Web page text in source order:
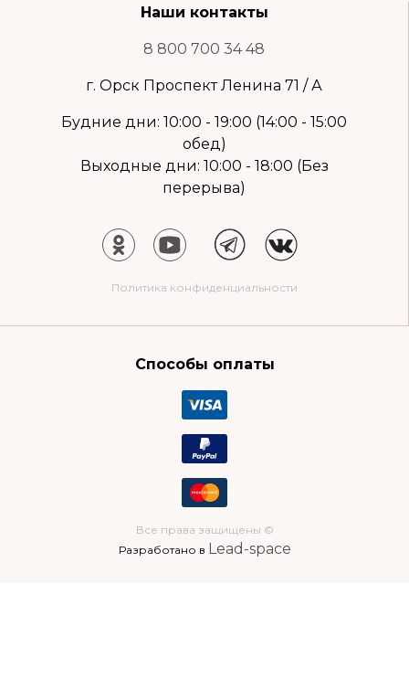
Наши контакты
8 800 700 34 48
г. Орск Проспект Ленина 71 / А
Будние дни: 10:00 - 19:00 (14:00 - 15:00
обед)
Выходные дни: 10:00 - 18:00 (Без
перерыва)
Политика конфиденциальности
Способы оплаты
Все права защищены ©
Разработано в Lead-space